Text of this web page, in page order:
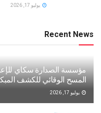
يوليو 17, 2026
Recent News
مؤسسة الصدارة سكاي
المسح الوقائي للكشف
يوليو 17, 2026